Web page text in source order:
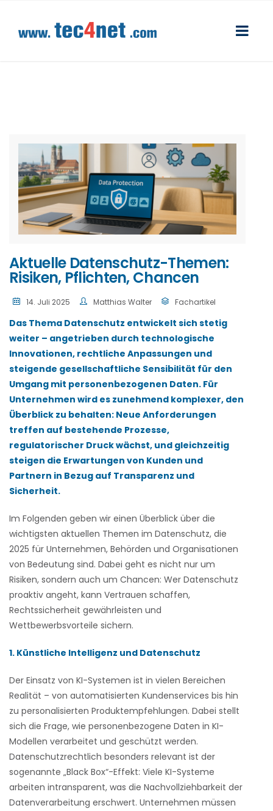
Aktuelle Datenschutz-Themen:
Risiken, Pflichten, Chancen
14. Juli 2025 Matthias Walter Fachartikel
Das Thema Datenschutz entwickelt sich stetig
weiter – angetrieben durch technologische
Innovationen, rechtliche Anpassungen und
steigende gesellschaftliche Sensibilität für den
Umgang mit personenbezogenen Daten. Für
Unternehmen wird es zunehmend komplexer, den
Überblick zu behalten: Neue Anforderungen
treffen auf bestehende Prozesse,
regulatorischer Druck wächst, und gleichzeitig
steigen die Erwartungen von Kunden und
Partnern in Bezug auf Transparenz und
Sicherheit.
Im Folgenden geben wir einen Überblick über die
wichtigsten aktuellen Themen im Datenschutz, die
2025 für Unternehmen, Behörden und Organisationen
von Bedeutung sind. Dabei geht es nicht nur um
Risiken, sondern auch um Chancen: Wer Datenschutz
proaktiv angeht, kann Vertrauen schaffen,
Rechtssicherheit gewährleisten und
Wettbewerbsvorteile sichern.
1. Künstliche Intelligenz und Datenschutz
Der Einsatz von KI-Systemen ist in vielen Bereichen
Realität – von automatisierten Kundenservices bis hin
zu personalisierten Produktempfehlungen. Dabei stellt
sich die Frage, wie personenbezogene Daten in KI-
Modellen verarbeitet und geschützt werden.
Datenschutzrechtlich besonders relevant ist der
sogenannte „Black Box“-Effekt: Viele KI-Systeme
arbeiten intransparent, was die Nachvollziehbarkeit der
Datenverarbeitung erschwert. Unternehmen müssen